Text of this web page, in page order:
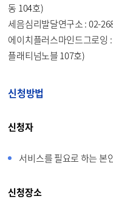
동 104호)
세음심리발달연구소 : 02-
에이치플러스마인드그로잉
플래티넘노블 107호)
신청방법
신청자
서비스를 필요로 하는 본
신청장소